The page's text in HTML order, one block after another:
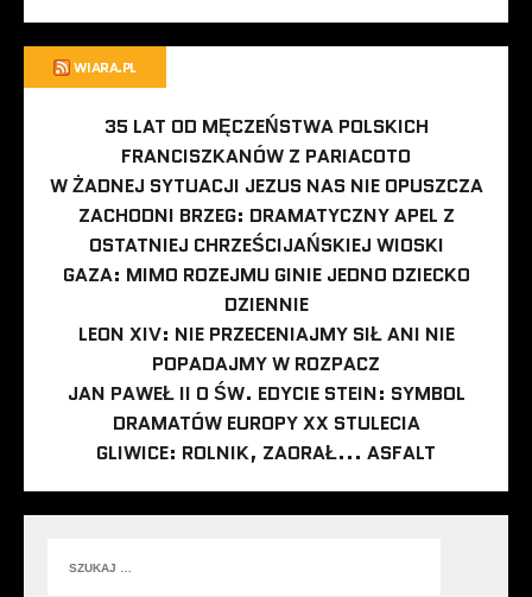
WIARA.PL
35 LAT OD MĘCZEŃSTWA POLSKICH
FRANCISZKANÓW Z PARIACOTO
W ŻADNEJ SYTUACJI JEZUS NAS NIE OPUSZCZA
ZACHODNI BRZEG: DRAMATYCZNY APEL Z
OSTATNIEJ CHRZEŚCIJAŃSKIEJ WIOSKI
GAZA: MIMO ROZEJMU GINIE JEDNO DZIECKO
DZIENNIE
LEON XIV: NIE PRZECENIAJMY SIŁ ANI NIE
POPADAJMY W ROZPACZ
JAN PAWEŁ II O ŚW. EDYCIE STEIN: SYMBOL
DRAMATÓW EUROPY XX STULECIA
GLIWICE: ROLNIK, ZAORAŁ... ASFALT